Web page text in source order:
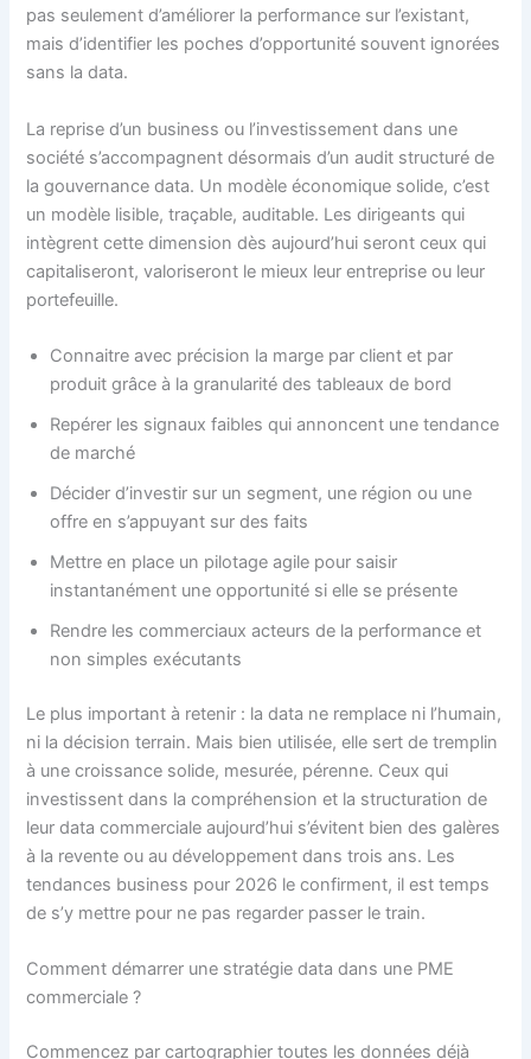
pas seulement d’améliorer la performance sur l’existant,
mais d’identifier les poches d’opportunité souvent ignorées
sans la data.
La reprise d’un business ou l’investissement dans une
société s’accompagnent désormais d’un audit structuré de
la gouvernance data. Un modèle économique solide, c’est
un modèle lisible, traçable, auditable. Les dirigeants qui
intègrent cette dimension dès aujourd’hui seront ceux qui
capitaliseront, valoriseront le mieux leur entreprise ou leur
portefeuille.
Connaitre avec précision la marge par client et par
produit grâce à la granularité des tableaux de bord
Repérer les signaux faibles qui annoncent une tendance
de marché
Décider d’investir sur un segment, une région ou une
offre en s’appuyant sur des faits
Mettre en place un pilotage agile pour saisir
instantanément une opportunité si elle se présente
Rendre les commerciaux acteurs de la performance et
non simples exécutants
Le plus important à retenir : la data ne remplace ni l’humain,
ni la décision terrain. Mais bien utilisée, elle sert de tremplin
à une croissance solide, mesurée, pérenne. Ceux qui
investissent dans la compréhension et la structuration de
leur data commerciale aujourd’hui s’évitent bien des galères
à la revente ou au développement dans trois ans. Les
tendances business pour 2026 le confirment, il est temps
de s’y mettre pour ne pas regarder passer le train.
Comment démarrer une stratégie data dans une PME
commerciale ?
Commencez par cartographier toutes les données déjà